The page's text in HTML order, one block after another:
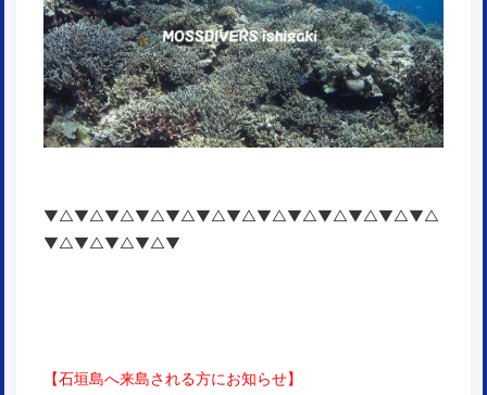
▼△▼△▼△▼△▼△▼△▼△▼△▼△▼△▼△▼△▼△
▼△▼△▼△▼△▼
【石垣島へ来島される方にお知らせ】